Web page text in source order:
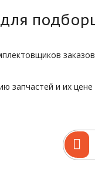
для
запчастей и их